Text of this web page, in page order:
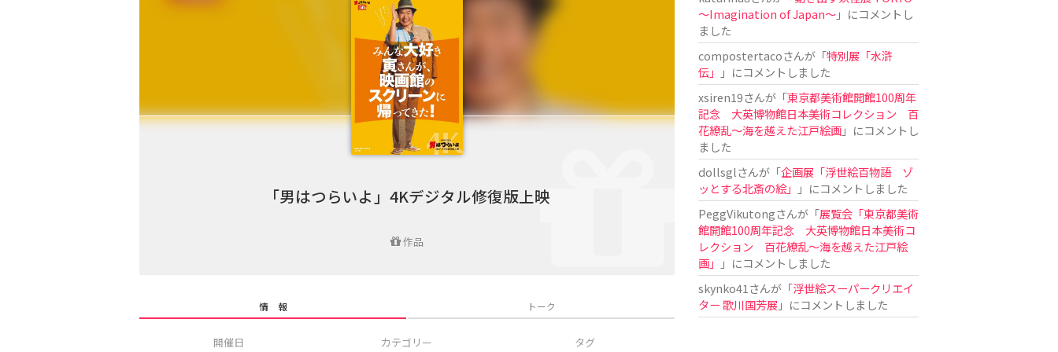
「男はつらいよ」4Kデジタル修復版上映
作品
情 報 トーク
開催日 カテゴリー タグ
〜Imagination of Japan〜」にコメントし
ました
compostertacoさんが「特別展「水滸
伝」
」にコメントしました
xsiren19さんが「東京都美術館開館100周年
記念 大英博物館日本美術コレクション 百
花繚乱～海を越えた江戸絵画」にコメントし
ました
dollsglさんが「企画展「浮世絵百物語 ゾ
ッとする北斎の絵」
」にコメントしました
PeggVikutongさんが「展覧会「東京都美術
館開館100周年記念 大英博物館日本美術コ
レクション 百花繚乱〜海を越えた江戸絵
画」
」にコメントしました
skynko41 さんが「浮世絵スーパークリエイ
ター 歌川国芳展 」にコメントしました